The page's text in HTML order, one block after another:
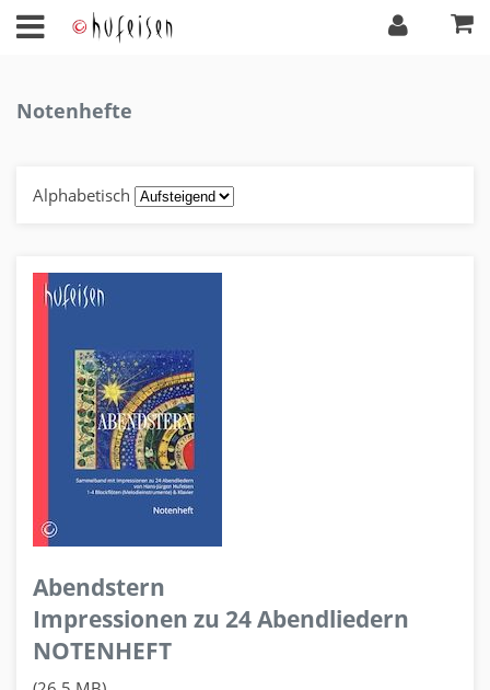
Notenhefte
Alphabetisch
Abendstern
Impressionen zu 24 Abendliedern
NOTENHEFT